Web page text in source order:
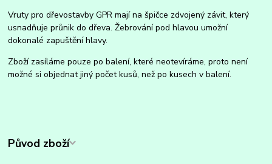
Vruty pro dřevostavby GPR mají na špičce zdvojený závit, který
usnadňuje průnik do dřeva. Žebrování pod hlavou umožní
dokonalé zapuštění hlavy.
Zboží zasíláme pouze po balení, které neotevíráme, proto není
možné si objednat jiný počet kusů, než po kusech v balení.
Původ zboží